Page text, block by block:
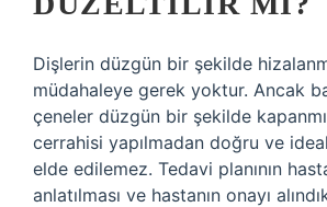
Dişlerin düzgün bir şekilde
müdahaleye gerek yoktur. Ancak
çeneler düzgün bir şekilde
cerrahisi yapılmadan doğru ve ideal
elde edilemez. Tedavi planının
anlatılması ve hastanın onayı